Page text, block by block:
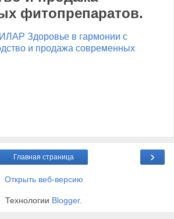
фитопрепаратов.
Здоровье в гармонии с
и продажа современных
›
Главная страница
Открыть веб-версию
Технологии Blogger.